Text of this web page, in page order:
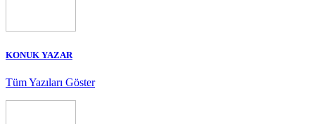
KONUK YAZAR
Tüm Yazıları Göster